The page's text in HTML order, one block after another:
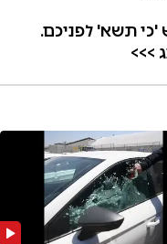
'כי תשא' לפניכם.
>>>